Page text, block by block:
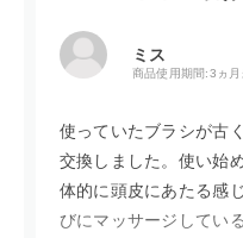
ミス
商品使用期間:3ヵ
使っていたブラシが古
交換しました。使い始
体的に頭皮にあたる感
びにマッサージしてい